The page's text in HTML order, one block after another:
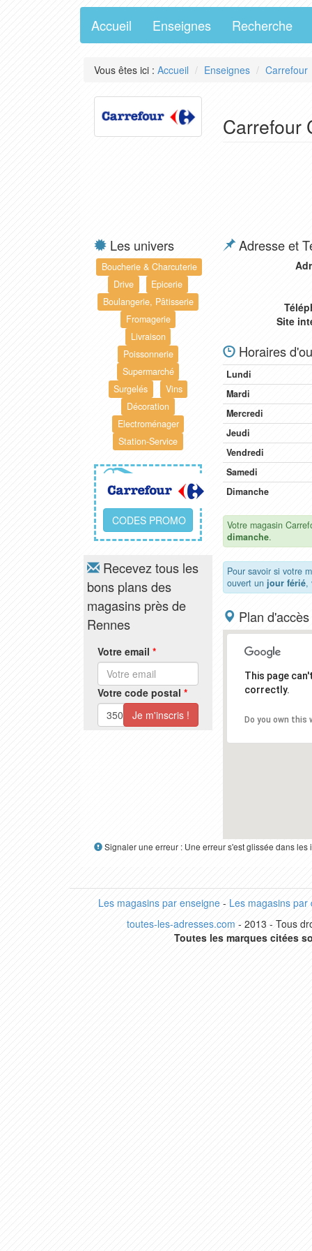
Accueil Enseignes Recherche
Vous êtes ici : Accueil Enseignes Carrefour
Carrefour
Les univers
Boucherie & Charcuterie
Drive
Epicerie
Boulangerie, Pâtisserie
Fromagerie
Livraison
Poissonnerie
Supermarché
Surgelés
Vins
Décoration
Electroménager
Station-Service
CODES PROMO
Recevez tous les
bons plans des
magasins près de
Rennes
Votre email *
Votre code postal *
Adresse et
Site
Horaires
Lundi
Mardi
Mercredi
Jeudi
Vendredi
Samedi
Dimanche
Votre magasin
dimanche.
Pour savoir si votre
ouvert un jour férié,
Plan d'accès
This page
correctly.
Do you own this
Signaler une erreur : Une erreur s'est glissée dans
Les magasins par enseigne- Les magasins par
toutes-les-adresses.com - 2013 - Tous
Toutes les marques citées